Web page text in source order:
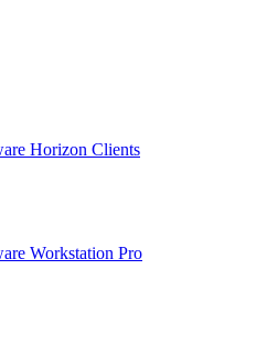
Horizon Clients
Workstation Pro